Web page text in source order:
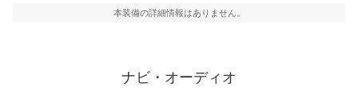
本装備の詳細情報はありません。
ナビ・オーディオ